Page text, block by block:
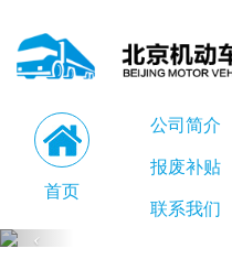
首页
公司简介
报废补贴
联系我们